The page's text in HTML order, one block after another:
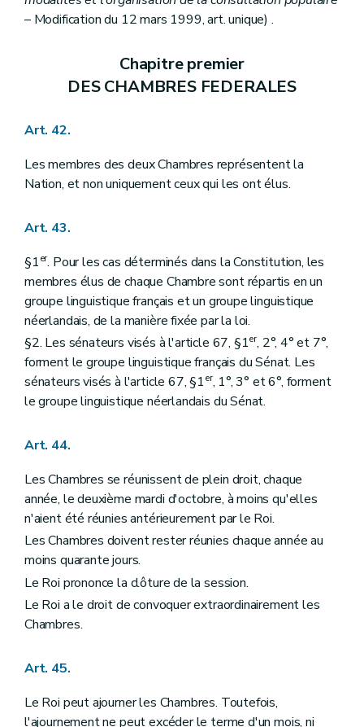
– Modification du 12 mars 1999, art. unique) .
Chapitre premier
DES CHAMBRES FEDERALES
Art. 42.
Les membres des deux Chambres représentent la
Nation, et non uniquement ceux qui les ont élus.
Art. 43.
§1er. Pour les cas déterminés dans la Constitution, les
membres élus de chaque Chambre sont répartis en un
groupe linguistique français et un groupe linguistique
néerlandais, de la manière fixée par la loi.
§2. Les sénateurs visés à l'article 67, §1er, 2°, 4° et 7°,
forment le groupe linguistique français du Sénat. Les
sénateurs visés à l'article 67, §1er, 1°, 3° et 6°, forment
le groupe linguistique néerlandais du Sénat.
Art. 44.
Les Chambres se réunissent de plein droit, chaque
année, le deuxième mardi d'octobre, à moins qu'elles
n'aient été réunies antérieurement par le Roi.
Les Chambres doivent rester réunies chaque année au
moins quarante jours.
Le Roi prononce la clôture de la session.
Le Roi a le droit de convoquer extraordinairement les
Chambres.
Art. 45.
Le Roi peut ajourner les Chambres. Toutefois,
l'ajournement ne peut excéder le terme d'un mois, ni